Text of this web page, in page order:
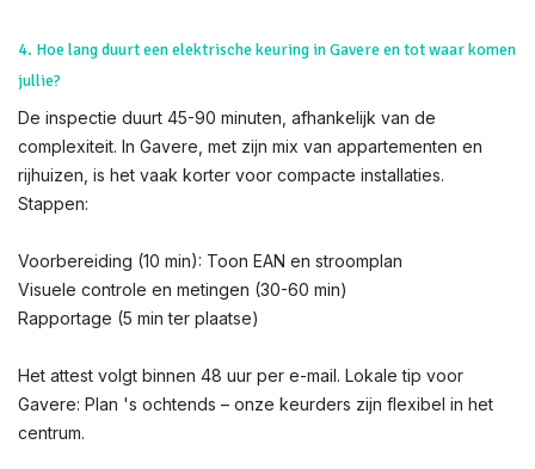
4. Hoe lang duurt een elektrische keuring in Gavere en tot waar komen
jullie?
De inspectie duurt 45-90 minuten, afhankelijk van de
complexiteit. In Gavere, met zijn mix van appartementen en
rijhuizen, is het vaak korter voor compacte installaties.
Stappen:
Voorbereiding (10 min): Toon EAN en stroomplan
Visuele controle en metingen (30-60 min)
Rapportage (5 min ter plaatse)
Het attest volgt binnen 48 uur per e-mail. Lokale tip voor
Gavere: Plan 's ochtends – onze keurders zijn flexibel in het
centrum.